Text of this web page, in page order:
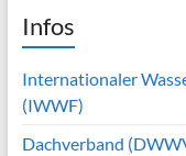
Infos
Internationaler
(IWWF)
Dachverband